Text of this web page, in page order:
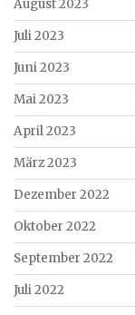
August 2023
Juli 2023
Juni 2023
Mai 2023
April 2023
März 2023
Dezember 2022
Oktober 2022
September 2022
Juli 2022